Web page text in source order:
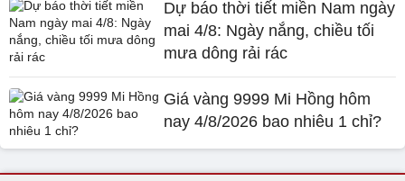
Dự báo thời tiết miền Nam ngày
mai 4/8: Ngày nắng, chiều tối
mưa dông rải rác
Giá vàng 9999 Mi Hồng hôm
nay 4/8/2026 bao nhiêu 1 chỉ?